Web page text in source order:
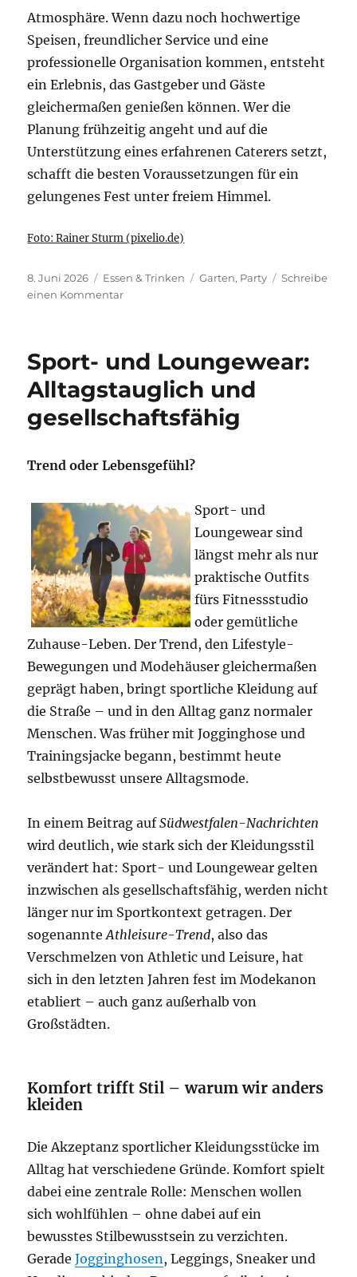
Atmosphäre. Wenn dazu noch hochwertige
Speisen, freundlicher Service und eine
professionelle Organisation kommen, entsteht
ein Erlebnis, das Gastgeber und Gäste
gleichermaßen genießen können. Wer die
Planung frühzeitig angeht und auf die
Unterstützung eines erfahrenen Caterers setzt,
schafft die besten Voraussetzungen für ein
gelungenes Fest unter freiem Himmel.
Foto: Rainer Sturm (pixelio.de)
Veröffentlicht
am
8. Juni 2026 Kategorien
Essen & Trinken Schlagwörter
Garten, Party
Schreibe
einen Kommentarzu
Gartenfeier:
unter
freiem
Himmel
geplant
Sport- und Loungewear:
Alltagstauglich und
gesellschaftsfähig
Trend oder Lebensgefühl?
Sport- und
Loungewear sind
längst mehr als nur
praktische Outfits
fürs Fitnessstudio
oder gemütliche
Zuhause-Leben. Der Trend, den Lifestyle-
Bewegungen und Modehäuser gleichermaßen
geprägt haben, bringt sportliche Kleidung auf
die Straße – und in den Alltag ganz normaler
Menschen. Was früher mit Jogginghose und
Trainingsjacke begann, bestimmt heute
selbstbewusst unsere Alltagsmode.
In einem Beitrag aufSüdwestfalen-Nachrichten
wird deutlich, wie stark sich der Kleidungsstil
verändert hat: Sport- und Loungewear gelten
inzwischen als gesellschaftsfähig, werden nicht
länger nur im Sportkontext getragen. Der
sogenannteAthleisure-Trend, also das
Verschmelzen von Athletic und Leisure, hat
sich in den letzten Jahren fest im Modekanon
etabliert – auch ganz außerhalb von
Großstädten.
Komfort trifft Stil – warum wir anders
kleiden
Die Akzeptanz sportlicher Kleidungsstücke im
Alltag hat verschiedene Gründe. Komfort spielt
dabei eine zentrale Rolle: Menschen wollen
sich wohlfühlen – ohne dabei auf ein
bewusstes Stilbewusstsein zu verzichten.
GeradeJogginghosen, Leggings, Sneaker und